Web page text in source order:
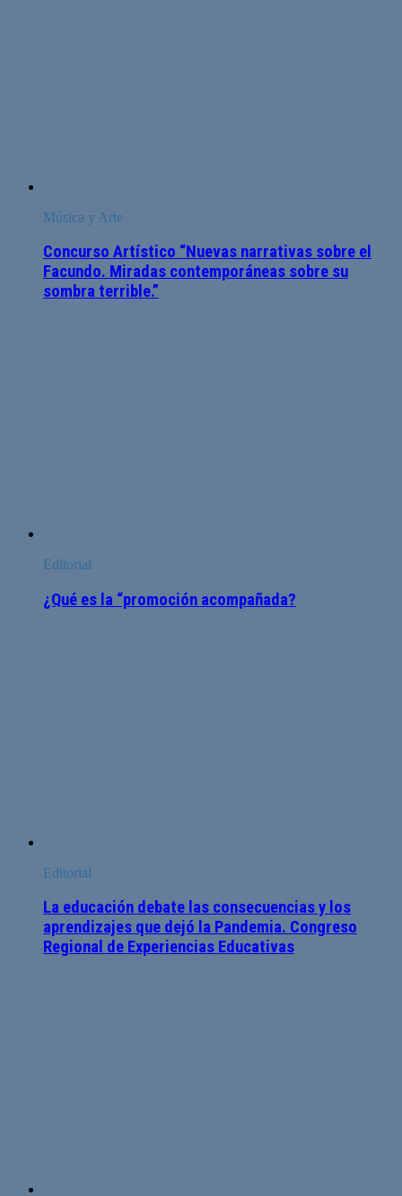
Música y Arte
Concurso Artístico “Nuevas narrativas sobre el
Facundo. Miradas contemporáneas sobre su
sombra terrible.”
Editorial
¿Qué es la “promoción acompañada?
Editorial
La educación debate las consecuencias y los
aprendizajes que dejó la Pandemia. Congreso
Regional de Experiencias Educativas